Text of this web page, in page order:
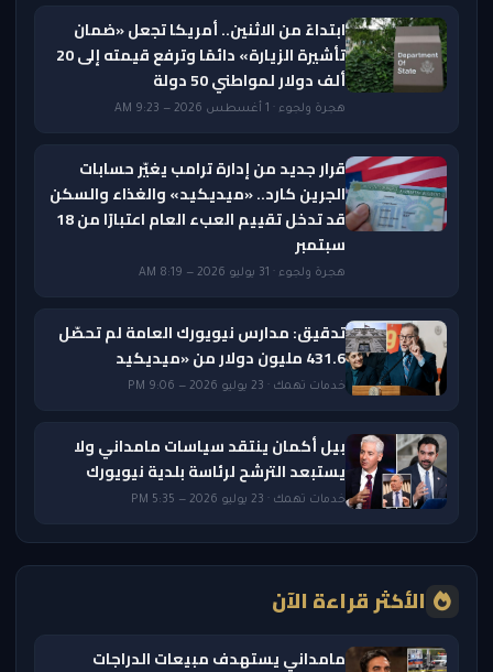
ابتداءً من الاثنين.. أمريكا تجعل «ضمان
تأشيرة الزيارة» دائمًا وترفع قيمته إلى 20
ألف دولار لمواطني 50 دولة
هجرة ولجوء · 1 أغسطس 2026 — 9:23 AM
قرار جديد من إدارة ترامب يغيّر حسابات
الجرين كارد.. «ميديكيد» والغذاء والسكن
قد تدخل تقييم العبء العام اعتبارًا من 18
سبتمبر
هجرة ولجوء · 31 يوليو 2026 — 8:19 AM
تدقيق: مدارس نيويورك العامة لم تحصّل
431.6 مليون دولار من «ميديكيد
خدمات تهمك · 23 يوليو 2026 — 9:06 PM
بيل أكمان ينتقد سياسات مامداني ولا
يستبعد الترشح لرئاسة بلدية نيويورك
خدمات تهمك · 23 يوليو 2026 — 5:35 PM
الأكثر قراءة الآن
مامداني يستهدف مبيعات الدراجات